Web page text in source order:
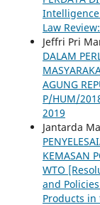
Law
Jeffri Pri
DALAM
AGUNG
P/HUM/
2019
Jantarda
KEMASAN
WTO
and
Products in